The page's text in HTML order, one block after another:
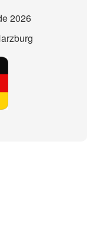
2026
Dropdown